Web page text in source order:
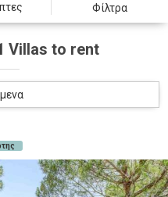
Φίλτρα
Villas to rent